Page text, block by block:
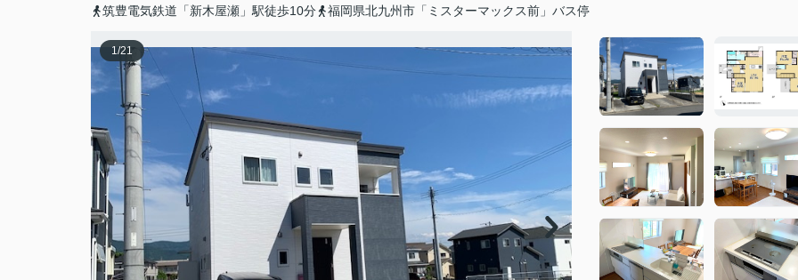
筑豊電気鉄道「新木屋瀬」駅徒歩10分
福岡県北九州市「ミスターマックス前」バス停
1/21